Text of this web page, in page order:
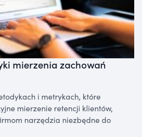
mierzenia zachowań
i metrykach, które
mierzenie retencji klientów,
narzędzia niezbędne do